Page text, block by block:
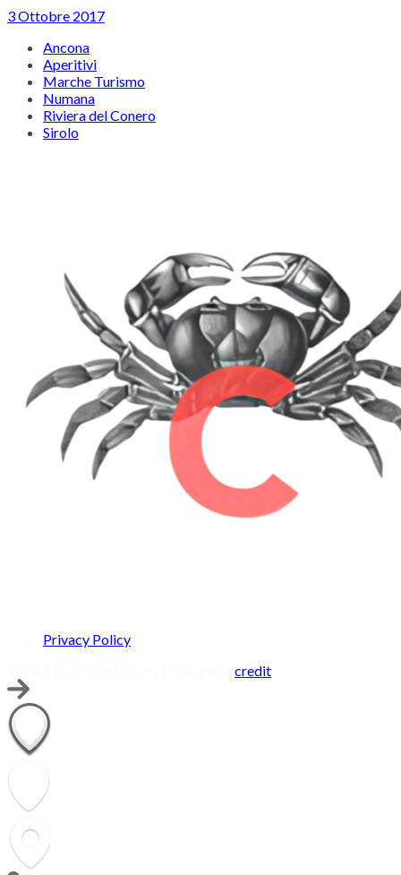
3 Ottobre 2017
Ancona
Aperitivi
Marche Turismo
Numana
Riviera del Conero
Sirolo
Privacy Policy
credit